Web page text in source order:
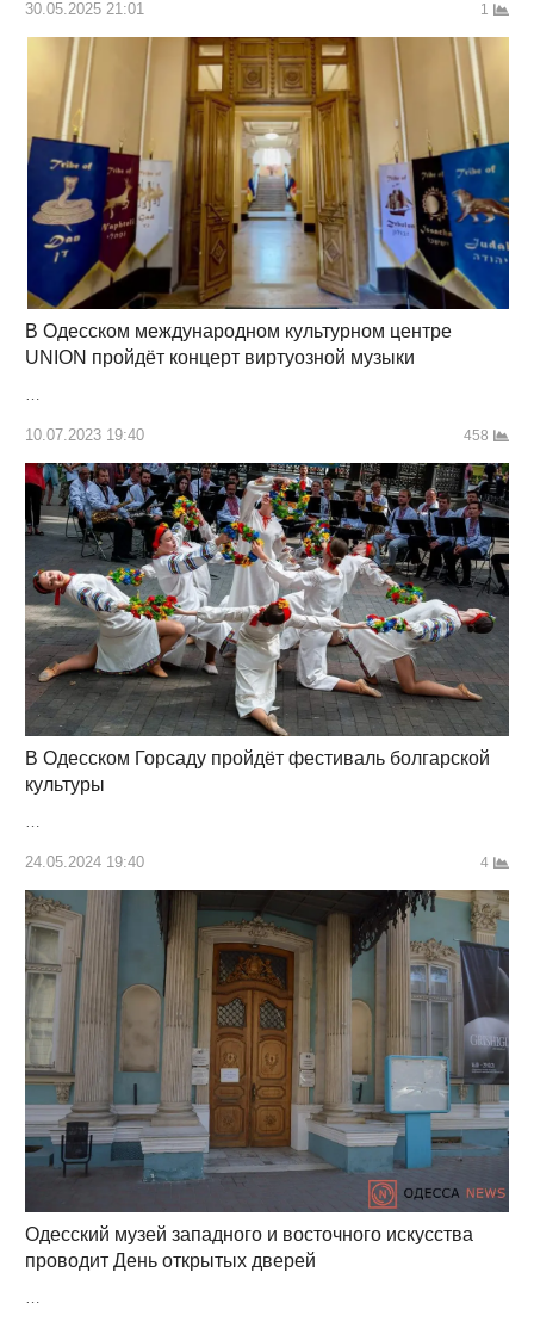
30.05.2025 21:01 1
В Одесском международном культурном центре
UNION пройдёт концерт виртуозной музыки
…
10.07.2023 19:40 458
В Одесском Горсаду пройдёт фестиваль болгарской
культуры
24.05.2024 19:40 4
Одесский музей западного и восточного искусства
проводит День открытых дверей